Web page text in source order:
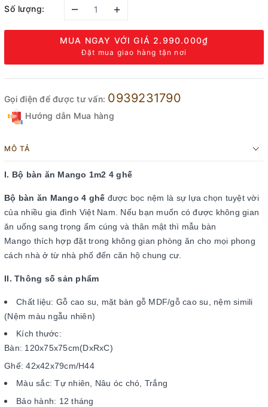
Số lượng: – +
MUA NGAY VỚI GIÁ 2.990.000₫
Đặt mua giao hàng tận nơi
Gọi điện để được tư vấn: 0939231790
Hướng dẫn Mua hàng
MÔ TẢ
I. Bộ bàn ăn Mango 1m2 4 ghế
Bộ bàn ăn Mango 4 ghế được bọc nệm là sự lựa chọn tuyệt vời
của nhiều gia đình Việt Nam. Nếu bạn muốn có được không gian
ăn uống sang trọng ấm cúng và thân mật thì mẫu bàn
Mango thích hợp đặt trong không gian phòng ăn cho mọi phong
cách nhà ở từ nhà phố đến căn hộ chung cư.
II. Thông số sản phẩm
Chất liệu: Gỗ cao su, mặt bàn gỗ MDF/gỗ cao su, nệm simili
(Nệm màu ngẫu nhiên)
Kích thước:
Bàn: 120x75x75cm(DxRxC)
Ghế: 42x42x79cm/H44
Màu sắc: Tự nhiên, Nâu óc chó, Trắng
Bảo hành: 12 tháng